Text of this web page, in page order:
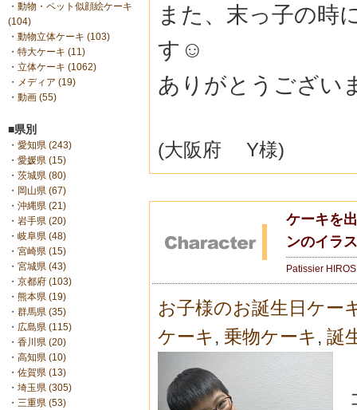
・ 動物・ペット似顔絵ケーキ
(104)
・ 動物立体ケーキ (103)
・ 特大ケーキ (11)
・ 立体ケーキ (1062)
・ メディア (19)
・ 動画 (55)
■県別
・ 愛知県 (243)
・ 愛媛県 (15)
・ 茨城県 (80)
・ 岡山県 (67)
・ 沖縄県 (21)
・ 岩手県 (20)
・ 岐阜県 (48)
・ 宮崎県 (15)
・ 宮城県 (43)
・ 京都府 (103)
・ 熊本県 (19)
・ 群馬県 (35)
・ 広島県 (115)
・ 香川県 (20)
・ 高知県 (10)
・ 佐賀県 (13)
・ 埼玉県 (305)
・ 三重県 (53)
また、末っ子の時
す☺️
ありがとうござい
(大阪府 Y様)
ケーキを
ンのイラ
Patissier
お子様のお誕生日ケー
ケーキ , 乗物ケーキ , 誕